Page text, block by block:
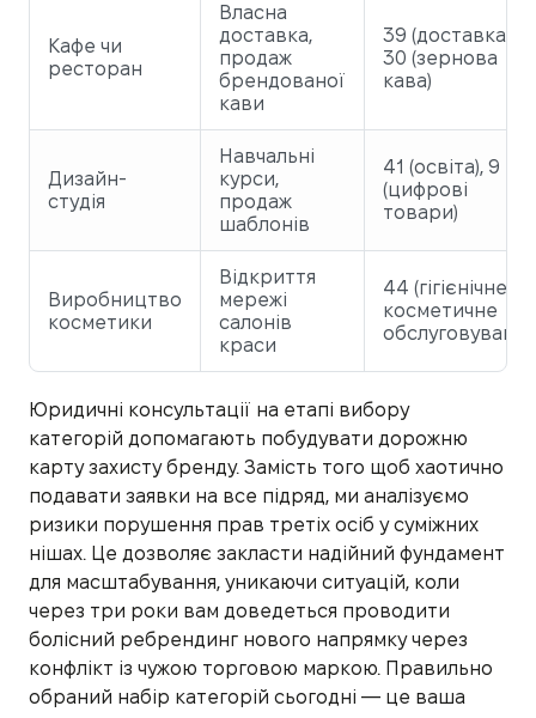
Кафе чи
ресторан
Власна
доставка,
продаж
брендованої
кави
39 (доставка),
30 (зернова
кава)
Дизайн-
студія
Навчальні
курси,
продаж
шаблонів
41 (освіта), 9
(цифрові
товари)
Виробництво
косметики
Відкриття
мережі
салонів
краси
44 (гігієнічне та
косметичне
Юридичні консультації на етапі вибору
категорій допомагають побудувати дорожню
карту захисту бренду. Замість того щоб хаотично
подавати заявки на все підряд, ми аналізуємо
ризики порушення прав третіх осіб у суміжних
нішах. Це дозволяє закласти надійний фундамент
для масштабування, уникаючи ситуацій, коли
через три роки вам доведеться проводити
болісний ребрендинг нового напрямку через
конфлікт із чужою торговою маркою. Правильно
обраний набір категорій сьогодні — це ваша